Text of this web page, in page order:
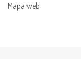
Mapa web